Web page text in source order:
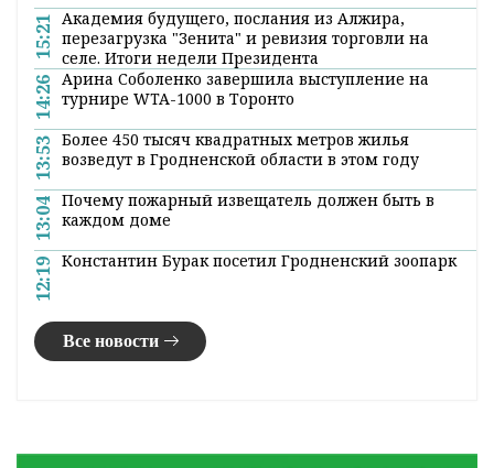
15:21
Академия будущего, послания из Алжира,
перезагрузка "Зенита" и ревизия торговли на
селе. Итоги недели Президента
14:26
Арина Соболенко завершила выступление на
турнире WTA-1000 в Торонто
13:53 Более 450 тысяч квадратных метров жилья
возведут в Гродненской области в этом году
13:04 Почему пожарный извещатель должен быть в
каждом доме
12:19 Константин Бурак посетил Гродненский зоопарк
Все новости